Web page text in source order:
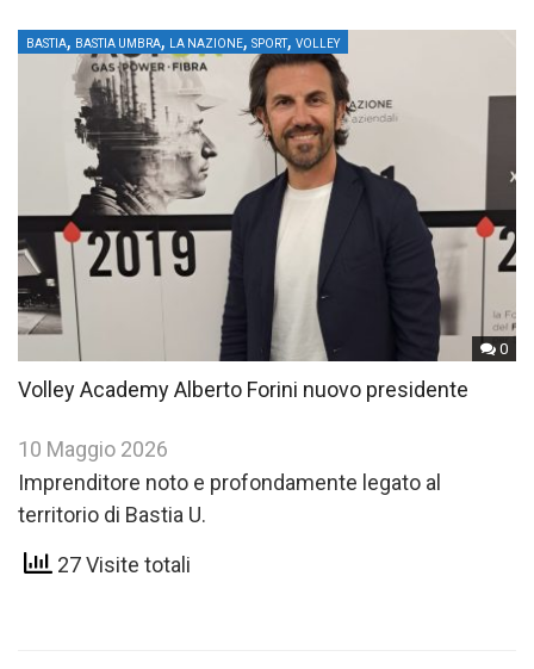
0
BASTIA, BASTIA UMBRA, LA NAZIONE, SPORT, VOLLEY
Volley Academy Alberto Forini nuovo presidente
10 Maggio 2026
Imprenditore noto e profondamente legato al
territorio di Bastia U.
27 Visite totali